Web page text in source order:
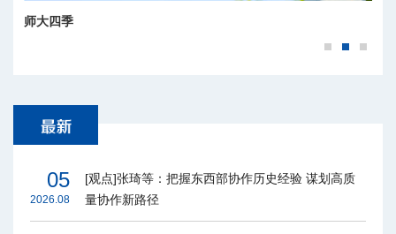
师大四季
05
2026.08
[观点]张琦等：把握东西部协作历史经验 谋划高质
量协作新路径